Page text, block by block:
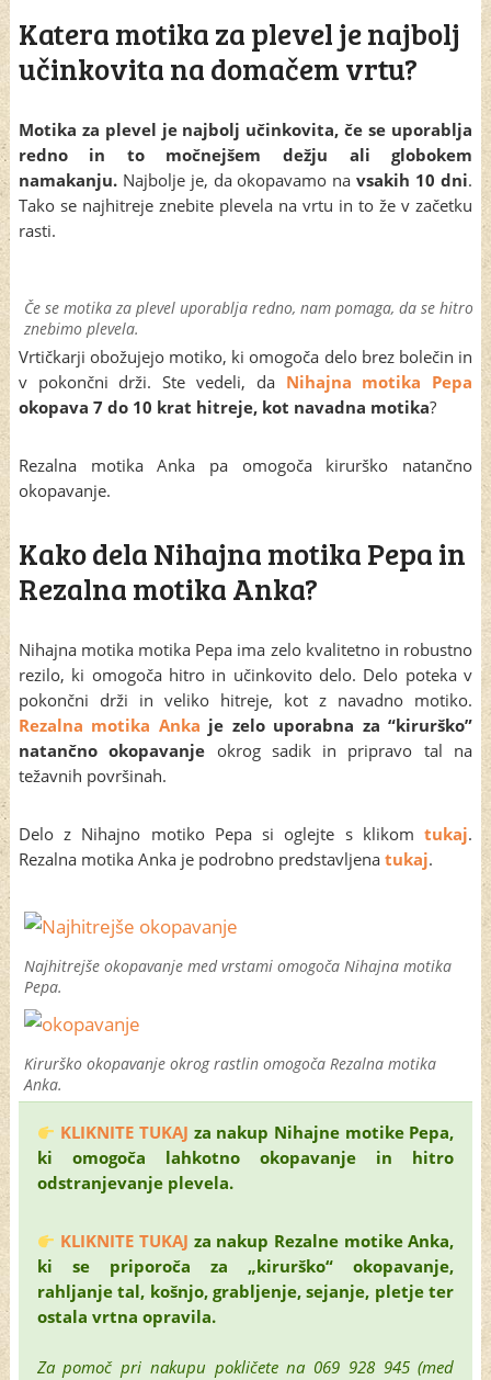
Katera motika za plevel je najbolj
učinkovita na domačem vrtu?
Motika za plevel je najbolj učinkovita, če se uporablja
redno in to močnejšem dežju ali globokem
namakanju.Najbolje je, da okopavamo navsakih 10 dni.
Tako se najhitreje znebite plevela na vrtu in to že v začetku
rasti.
Če se motika za plevel uporablja redno, nam pomaga, da se hitro
znebimo plevela.
Vrtičkarji obožujejo motiko, ki omogoča delo brez bolečin in
v pokončni drži. Ste vedeli, da Nihajna motika Pepa
okopava 7 do 10 krat hitreje, kot navadna motika?
Rezalna motika Anka pa omogoča kirurško natančno
okopavanje.
Kako dela Nihajna motika Pepa in
Rezalna motika Anka?
Nihajna motika motika Pepa ima zelo kvalitetno in robustno
rezilo, ki omogoča hitro in učinkovito delo. Delo poteka v
pokončni drži in veliko hitreje, kot z navadno motiko.
Rezalna motika Anka je zelo uporabna za “kirurško”
natančno okopavanje okrog sadik in pripravo tal na
težavnih površinah.
Delo z Nihajno motiko Pepa si oglejte s klikomtukaj.
Rezalna motika Anka je podrobno predstavljena tukaj.
Najhitrejše okopavanje med vrstami omogoča Nihajna motika
Pepa.
Kirurško okopavanje okrog rastlin omogoča Rezalna motika
Anka.
KLIKNITE TUKAJ za nakup Nihajne motike Pepa,
ki omogoča lahkotno okopavanje in hitro
odstranjevanje plevela.
KLIKNITE TUKAJ za nakup Rezalne motike Anka,
ki se priporoča za „kirurško“ okopavanje,
rahljanje tal, košnjo, grabljenje, sejanje, pletje ter
ostala vrtna opravila.
Za pomoč pri nakupu pokličete na 069 928 945 (med